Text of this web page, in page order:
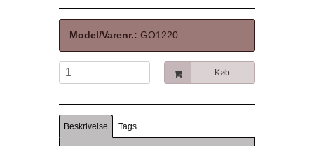
Model/Varenr.: GO1220
Køb
Beskrivelse Tags